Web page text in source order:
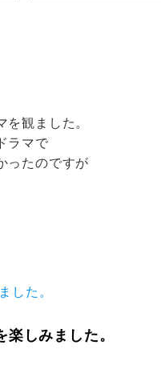
観ました。
ラマで
ったのですが
した。
しみました。